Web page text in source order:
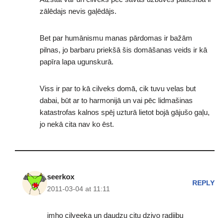
zālēdajs nevis gaļēdājs.
Bet par humānismu manas pārdomas ir bažām
pilnas, jo barbaru priekšā šis domāšanas veids ir kā
papīra lapa ugunskurā.
Viss ir par to kā cilveks domā, cik tuvu velas but
dabai, būt ar to harmonijā un vai pēc lidmašinas
katastrofas kalnos spēj uzturā lietot bojā gājušo gaļu,
jo nekā cita nav ko ēst.
seerkox
2011-03-04 at 11:11
REPLY
imho cilveeka un daudzu citu dzivo radiibu